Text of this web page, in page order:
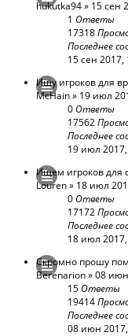
hukutka94» 15 сен
1 Ответы
17318
Последнее
15 сен 2017,
Ищу игроков для
McHain» 19 июл
0Ответы
17562
Последнее
19 июл
Ищем игроков для
Louren» 18 июл
0Ответы
17172
Последнее
18 июл
Скромно прошу
Berenarion» 08
15Ответы
19414
Последнее
08 июн